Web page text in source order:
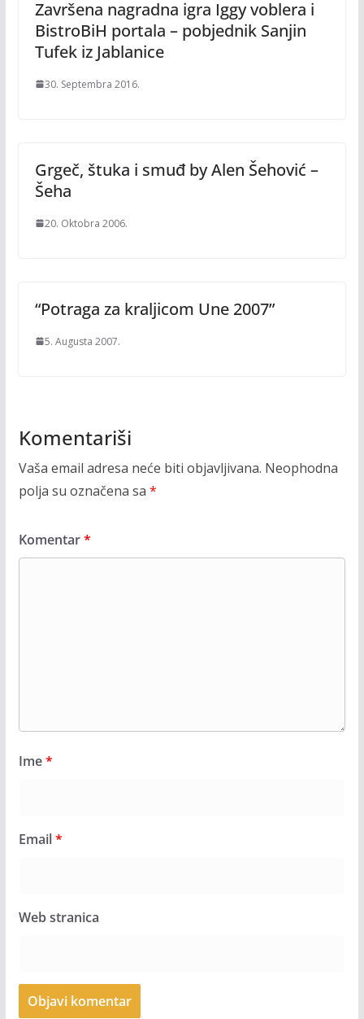
Završena nagradna igra Iggy voblera i
BistroBiH portala – pobjednik Sanjin
Tufek iz Jablanice
30. Septembra 2016.
Grgeč, štuka i smuđ by Alen Šehović –
Šeha
20. Oktobra 2006.
“Potraga za kraljicom Une 2007”
5. Augusta 2007.
Komentariši
Vaša email adresa neće biti objavljivana. Neophodna
polja su označena sa *
Komentar*
Ime*
Email*
Web stranica